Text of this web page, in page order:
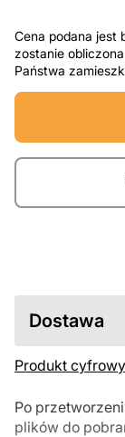
Cena podana jest
zostanie
Państwa
Dostawa
Produkt
Po
plików do